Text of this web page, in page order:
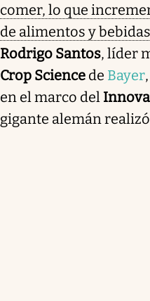
comer, lo que
de alimentos y
Rodrigo Santos, líder
Crop Science de Bayer
en el marco del
gigante alemán